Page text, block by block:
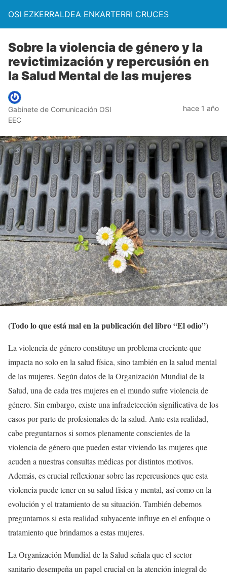
OSI EZKERRALDEA ENKARTERRI CRUCES
Sobre la violencia de género y la
revictimización y repercusión en
la Salud Mental de las mujeres
Gabinete de Comunicación OSI
EEC
hace 1 año
(Todo lo que está mal en la publicación del libro “El odio”)
La violencia de género constituye un problema creciente que
impacta no solo en la salud física, sino también en la salud mental
de las mujeres. Según datos de la Organización Mundial de la
Salud, una de cada tres mujeres en el mundo sufre violencia de
género. Sin embargo, existe una infradetección significativa de los
casos por parte de profesionales de la salud. Ante esta realidad,
cabe preguntarnos si somos plenamente conscientes de la
violencia de género que pueden estar viviendo las mujeres que
acuden a nuestras consultas médicas por distintos motivos.
Además, es crucial reflexionar sobre las repercusiones que esta
violencia puede tener en su salud física y mental, así como en la
evolución y el tratamiento de su situación. También debemos
preguntarnos si esta realidad subyacente influye en el enfoque o
tratamiento que brindamos a estas mujeres.
La Organización Mundial de la Salud señala que el sector
sanitario desempeña un papel crucial en la atención integral de